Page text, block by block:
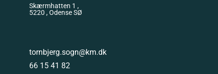
Skærmhatten 1 ,
5220 , Odense SØ
tornbjerg.sogn@km.dk
66 15 41 82